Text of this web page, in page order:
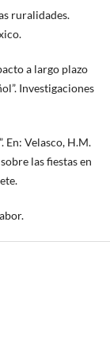
ruralidades.
a largo plazo
Investigaciones
En: Velasco, H.M.
las fiestas en